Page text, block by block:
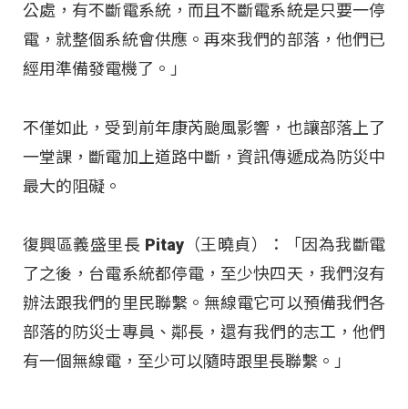
公處，有不斷電系統，而且不斷電系統是只要一停
電，就整個系統會供應。再來我們的部落，他們已
經用準備發電機了。」
不僅如此，受到前年康芮颱風影響，也讓部落上了
一堂課，斷電加上道路中斷，資訊傳遞成為防災中
最大的阻礙 。
復興區義盛里長 Pitay（王曉貞）：「因為我斷電
了之後，台電系統都停電，至少快四天，我們沒有
辦法跟我們的里民聯繫。無線電它可以預備我們各
部落的防災士專員、鄰長，還有我們的志工，他們
有一個無線電，至少可以隨時跟里長聯繫。」